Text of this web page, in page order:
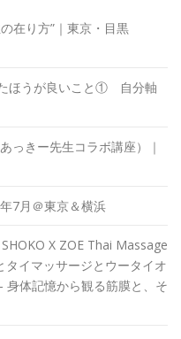
在り方”｜東京・目黒
ほうが良いこと① 自分軸
っきー先生コラボ講座）｜
7月＠東京＆横浜
X ZOE Thai Massage
イマッサージとウータイオ
体記憶から観る筋膜と、そ